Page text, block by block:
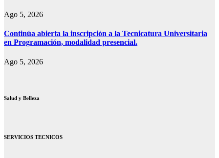
Ago 5, 2026
Continúa abierta la inscripción a la Tecnicatura Universitaria
en Programación, modalidad presencial.
Ago 5, 2026
Salud y Belleza
SERVICIOS TECNICOS